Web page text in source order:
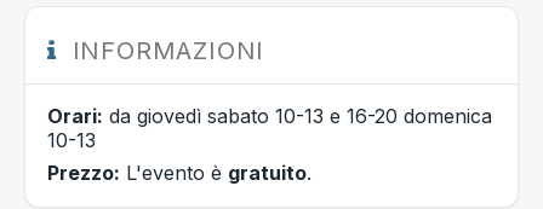
INFORMAZIONI
Orari: da giovedì sabato 10-13 e 16-20 domenica
10-13
Prezzo: L'evento è gratuito.